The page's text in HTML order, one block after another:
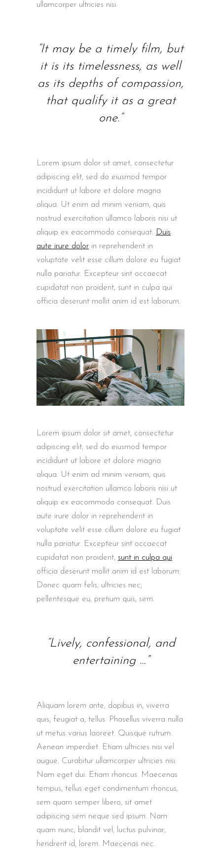
ullamcorper ultricies nisi.
“It may be a timely film, but
it is its timelessness, as well
as its depths of compassion,
that qualify it as a great
one.”
Lorem ipsum dolor sit amet, consectetur
adipiscing elit, sed do eiusmod tempor
incididunt ut labore et dolore magna
aliqua. Ut enim ad minim veniam, quis
nostrud exercitation ullamco laboris nisi ut
aliquip ex eacommodo consequat. Duis
aute irure dolor in reprehenderit in
voluptate velit esse cillum dolore eu fugiat
nulla pariatur. Excepteur sint occaecat
cupidatat non proident, sunt in culpa qui
officia deserunt mollit anim id est laborum.
Lorem ipsum dolor sit amet, consectetur
adipiscing elit, sed do eiusmod tempor
incididunt ut labore et dolore magna
aliqua. Ut enim ad minim veniam, quis
nostrud exercitation ullamco laboris nisi ut
aliquip ex eacommodo consequat. Duis
aute irure dolor in reprehenderit in
voluptate velit esse cillum dolore eu fugiat
nulla pariatur. Excepteur sint occaecat
cupidatat non proident, sunt in culpa qui
officia deserunt mollit anim id est laborum.
Donec quam felis, ultricies nec,
pellentesque eu, pretium quis, sem.
“Lively, confessional, and
entertaining …”
Aliquam lorem ante, dapibus in, viverra
quis, feugiat a, tellus. Phasellus viverra nulla
ut metus varius laoreet. Quisque rutrum.
Aenean imperdiet. Etiam ultricies nisi vel
augue. Curabitur ullamcorper ultricies nisi.
Nam eget dui. Etiam rhoncus. Maecenas
tempus, tellus eget condimentum rhoncus,
sem quam semper libero, sit amet
adipiscing sem neque sed ipsum. Nam
quam nunc, blandit vel, luctus pulvinar,
hendrerit id, lorem. Maecenas nec.